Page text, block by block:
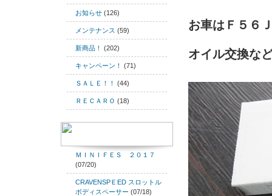
お知らせ (126)
メンテナンス (59)
新商品！ (202)
キャンペーン！ (71)
ＳＡＬＥ！！ (44)
ＲＥＣＡＲＯ (18)
ＭＩＮＩＦＥＳ ２０１７
(07/20)
CRAVENSPＥED スロットル
ボディスペーサー (07/18)
お車はＦ５６
オイル交換な